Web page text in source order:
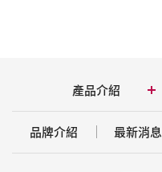
產品介紹
品牌介紹 最新消息